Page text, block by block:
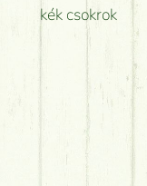
kék csokrok